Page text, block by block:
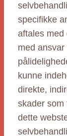
specifikke
aftales
med
kunne
direkte,
skader som
dette